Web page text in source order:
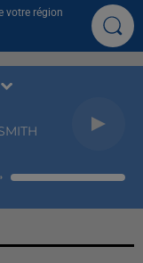
votre région